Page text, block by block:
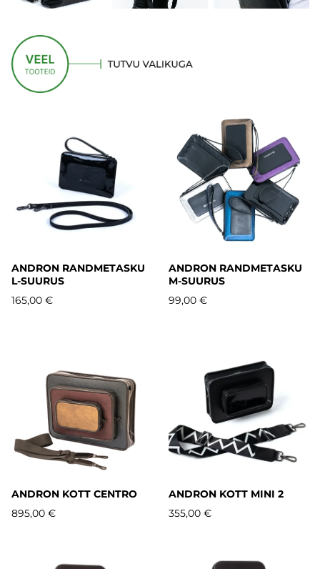
ANDRON RANDMETASKU
L-SUURUS
165,00 €
ANDRON RANDMETASKU
M-SUURUS
99,00 €
ANDRON KOTT CENTRO
895,00 €
ANDRON KOTT MINI 2
355,00 €